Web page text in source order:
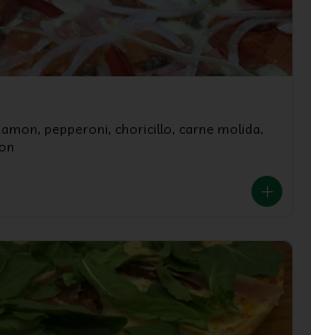
pepperoni, choricillo, carne molida,